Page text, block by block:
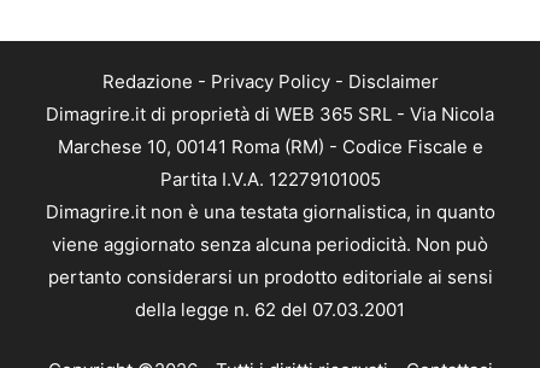
Redazione - Privacy Policy- Disclaimer
Dimagrire.it di proprietà di WEB 365 SRL - Via Nicola
Marchese 10, 00141 Roma (RM) - Codice Fiscale e
Partita I.V.A. 12279101005
Dimagrire.it non è una testata giornalistica, in quanto
viene aggiornato senza alcuna periodicità. Non può
pertanto considerarsi un prodotto editoriale ai sensi
della legge n. 62 del 07.03.2001